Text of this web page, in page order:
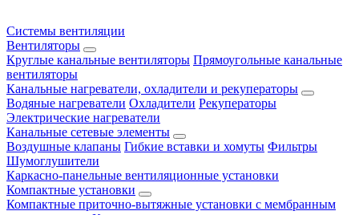
Системы вентиляции
Вентиляторы
Круглые канальные вентиляторы Прямоугольные канальные
вентиляторы
Канальные нагреватели, охладители и рекуператоры
Водяные нагреватели Охладители Рекуператоры
Электрические нагреватели
Канальные сетевые элементы
Воздушные клапаны Гибкие вставки и хомуты Фильтры
Шумоглушители
Каркасно-панельные вентиляционные установки
Компактные установки
Компактные приточно-вытяжные установки с мембранным